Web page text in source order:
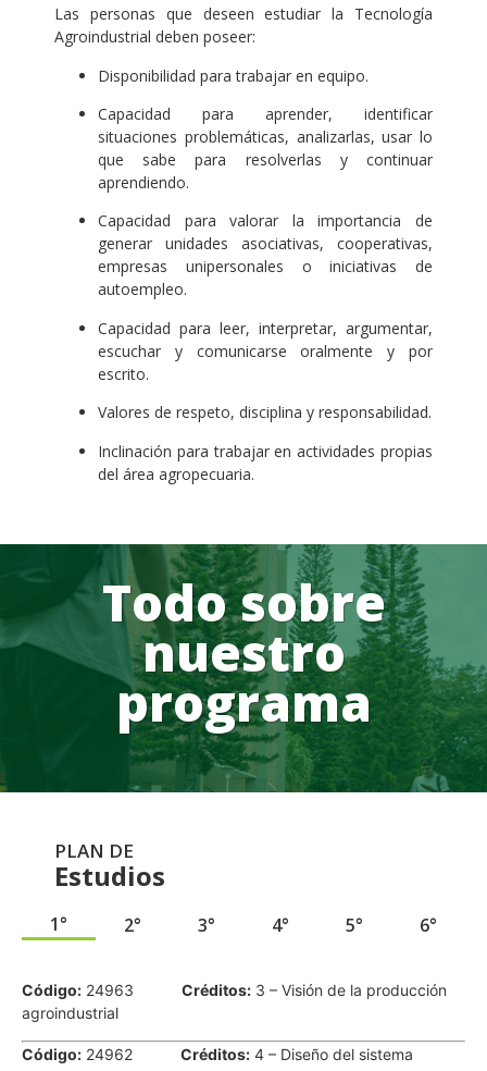
Las personas que deseen estudiar la Tecnología
Agroindustrial deben poseer:
Disponibilidad para trabajar en equipo.
Capacidad para aprender, identificar
situaciones problemáticas, analizarlas, usar lo
que sabe para resolverlas y continuar
aprendiendo.
Capacidad para valorar la importancia de
generar unidades asociativas, cooperativas,
empresas unipersonales o iniciativas de
autoempleo.
Capacidad para leer, interpretar, argumentar,
escuchar y comunicarse oralmente y por
escrito.
Valores de respeto, disciplina y responsabilidad.
Inclinación para trabajar en actividades propias
del área agropecuaria.
Todo sobre
nuestro
programa
PLAN DE
Estudios
1° 2° 3° 4° 5° 6°
Código: 24963 Créditos: 3 – Visión de la producción
agroindustrial
Código: 24962 Créditos: 4 – Diseño del sistema